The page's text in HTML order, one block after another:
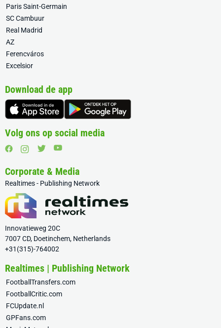
Paris Saint-Germain
SC Cambuur
Real Madrid
AZ
Ferencváros
Excelsior
Download de app
Volg ons op social media
Corporate & Media
Realtimes - Publishing Network
Innovatieweg 20C
7007 CD, Doetinchem, Netherlands
+31(315)-764002
Realtimes | Publishing Network
FootballTransfers.com
FootballCritic.com
FCUpdate.nl
GPFans.com